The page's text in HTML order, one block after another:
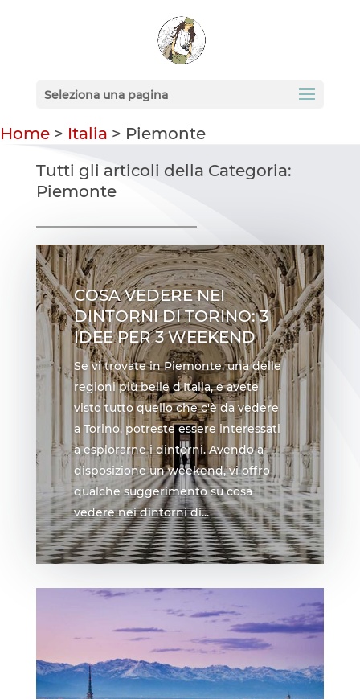
Seleziona una pagina
Home > Italia > Piemonte
Tutti gli articoli della Categoria:
Piemonte
COSA VEDERE NEI
DINTORNI DI TORINO: 3
IDEE PER 3 WEEKEND
Se vi trovate in Piemonte, una delle
regioni più belle d'Italia, e avete
visto tutto quello che c'è da vedere
a Torino, potreste essere interessati
a esplorarne i dintorni. Avendo a
disposizione un weekend, vi offro
qualche suggerimento su cosa
vedere nei dintorni di...